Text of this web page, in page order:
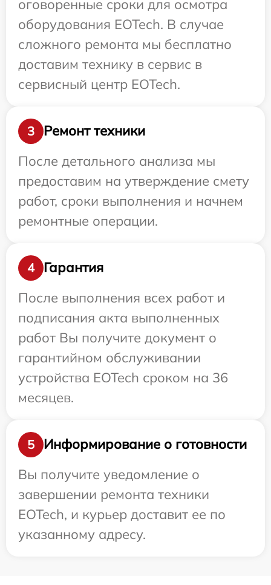
оговоренные сроки для осмотра
оборудования EOTech. В случае
сложного ремонта мы бесплатно
доставим технику в сервис в
сервисный центр EOTech.
3
Ремонт техники
После детального анализа мы
предоставим на утверждение смету
работ, сроки выполнения и начнем
ремонтные операции.
4
Гарантия
После выполнения всех работ и
подписания акта выполненных
работ Вы получите документ о
гарантийном обслуживании
устройства EOTech сроком на 36
месяцев.
5
Информирование о готовности
Вы получите уведомление о
завершении ремонта техники
EOTech, и курьер доставит ее по
указанному адресу.